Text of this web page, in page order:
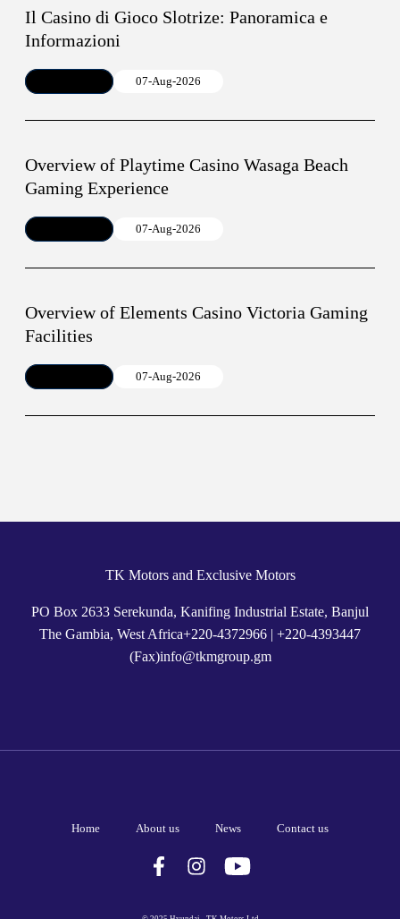
Il Casino di Gioco Slotrize: Panoramica e
Informazioni
07-Aug-2026
Overview of Playtime Casino Wasaga Beach
Gaming Experience
07-Aug-2026
Overview of Elements Casino Victoria Gaming
Facilities
07-Aug-2026
TK Motors and Exclusive Motors
PO Box 2633 Serekunda, Kanifing Industrial Estate, Banjul
The Gambia, West Africa+220-4372966 | +220-4393447
(Fax)info@tkmgroup.gm
Home About us News Contact us